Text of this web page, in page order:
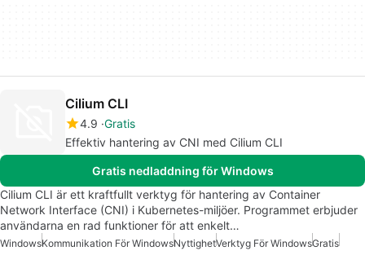
Cilium CLI
4.9 Gratis
Effektiv hantering av CNI med Cilium CLI
Gratis nedladdning för Windows
Cilium CLI är ett kraftfullt verktyg för hantering av Container
Network Interface (CNI) i Kubernetes-miljöer. Programmet erbjuder
användarna en rad funktioner för att enkelt…
WindowsKommunikation För WindowsNyttighetVerktyg För WindowsGratis